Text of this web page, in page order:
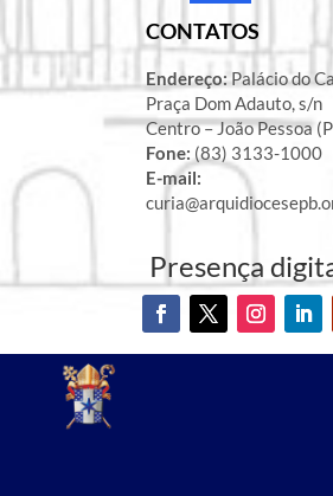
CONTATOS
Endereço:Palácio do
Praça Dom Adauto, s/n
Centro – João Pessoa
Fone: (83) 3133-1000
E-mail:
Presença